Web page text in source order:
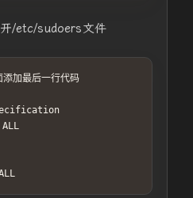
/etc/sudoers文件
加最后一行代码